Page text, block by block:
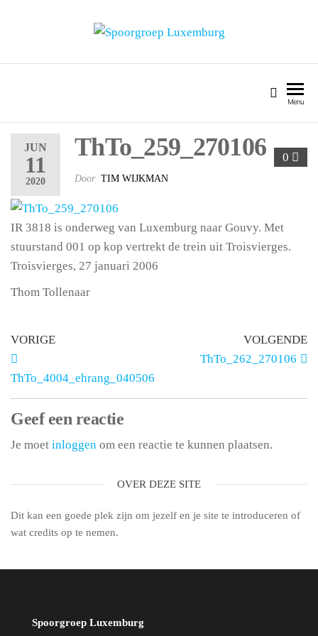
Menu
JUN
11
2020
0
ThTo_259_270106
Door TIM WIJKMAN
IR 3818 is onderweg van Luxemburg naar Gouvy. Met
stuurstand 001 op kop vertrekt de trein uit Troisvierges.
Troisvierges, 27 januari 2006
Thom Tollenaar
VORIGE
ThTo_4004_ehrang_040506
VOLGENDE
ThTo_262_270106
Geef een reactie
Je moet inloggen om een reactie te kunnen plaatsen.
OVER DEZE SITE
Dit kan een goede plek zijn om jezelf en je site te introduceren of
wat credits op te nemen.
Spoorgroep Luxemburg